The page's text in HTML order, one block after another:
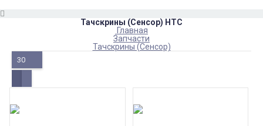
Тачскрины (Сенсор) HTC
Главная
Запчасти
Тачскрины (Сенсор)
30